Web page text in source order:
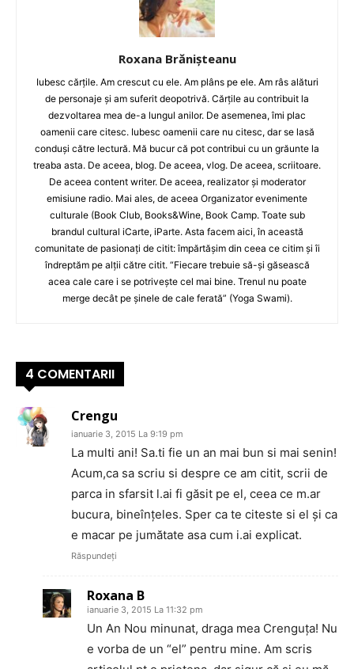
Roxana Brănișteanu
Iubesc cărțile. Am crescut cu ele. Am plâns pe ele. Am râs alături
de personaje și am suferit deopotrivă. Cărțile au contribuit la
dezvoltarea mea de-a lungul anilor. De asemenea, îmi plac
oamenii care citesc. Iubesc oamenii care nu citesc, dar se lasă
conduși către lectură. Mă bucur că pot contribui cu un grăunte la
treaba asta. De aceea, blog. De aceea, vlog. De aceea, scriitoare.
De aceea content writer. De aceea, realizator și moderator
emisiune radio. Mai ales, de aceea Organizator evenimente
culturale (Book Club, Books&Wine, Book Camp. Toate sub
brandul cultural iCarte, iParte. Asta facem aici, în această
comunitate de pasionați de citit: împărtășim din ceea ce citim și îi
îndreptăm pe alții către citit. “Fiecare trebuie să-și găsească
acea cale care i se potrivește cel mai bine. Trenul nu poate
merge decât pe șinele de cale ferată” (Yoga Swami).
4 COMENTARII
Crengu
ianuarie 3, 2015 La 9:19 pm
La multi ani! Sa.ti fie un an mai bun si mai senin!
Acum,ca sa scriu si despre ce am citit, scrii de
parca in sfarsit l.ai fi găsit pe el, ceea ce m.ar
bucura, bineînțeles. Sper ca te citeste si el și ca
e macar pe jumătate asa cum i.ai explicat.
Răspundeți
Roxana B
ianuarie 3, 2015 La 11:32 pm
Un An Nou minunat, draga mea Crenguţa! Nu
e vorba de un “el” pentru mine. Am scris